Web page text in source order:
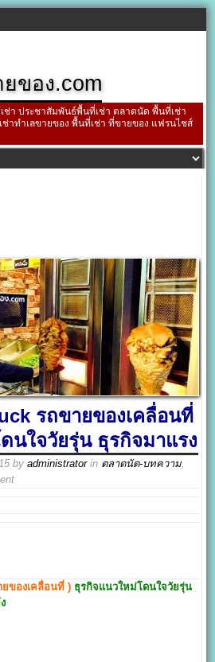
ของ.com
ช่า ประชาสัมพันธ์พื้นที่เช่า ตลาดนัด พื้นที่เช่า
าทำเลขายของ พื้นที่เช่า ที่ขายของ แฟรนไชส์
รถขายของเคลื่อนที่
นใจวัยรุ่น ธุรกิจมาแรง
byadministratorin ตลาดนัด-บทความ,
ยของเคลื่อนที่ ) ธุรกิจแนวใหม่โดนใจวัยรุ่น